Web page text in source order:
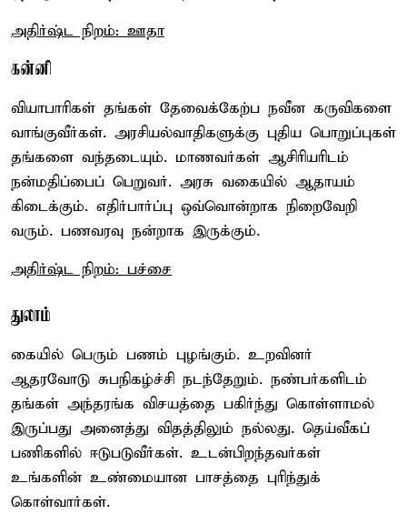
அதிர்ஷ்ட நிறம்: ஊதா
கன்னி
வியாபாரிகள் தங்கள் தேவைக்கேற்ப நவீன கருவிகளை
வாங்குவீர்கள். அரசியல்வாதிகளுக்கு புதிய பொறுப்புகள்
தங்களை வந்தடையும். மாணவர்கள் ஆசிரியரிடம்
நன்மதிப்பைப் பெறுவர். அரசு வகையில் ஆதாயம்
கிடைக்கும். எதிர்பார்ப்பு ஒவ்வொன்றாக நிறைவேறி
வரும். பணவரவு நன்றாக இருக்கும்.
அதிர்ஷ்ட நிறம்: பச்சை
துலாம்
கையில் பெரும் பணம் புழங்கும். உறவினர்
ஆதரவோடு சுபநிகழ்ச்சி நடந்தேறும். நண்பர்களிடம்
தங்கள் அந்தரங்க விசயத்தை பகிர்ந்து கொள்ளாமல்
இருப்பது அனைத்து விதத்திலும் நல்லது. தெய்வீகப்
பணிகளில் ஈடுபடுவீர்கள். உடன்பிறந்தவர்கள்
உங்களின் உண்மையான பாசத்தை புரிந்துக்
கொள்வார்கள்.